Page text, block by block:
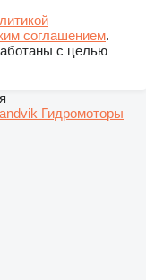
соглашением.
с целью
Гидромоторы